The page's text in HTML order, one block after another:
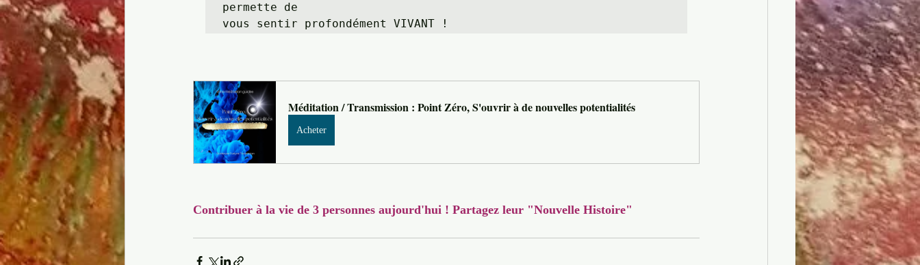
permette de
vous sentir profondément VIVANT !
Méditation / Transmission : Point Zéro, S'ouvrir à de nouvelles potentialités
Acheter
Contribuer à la vie de 3 personnes aujourd'hui ! Partagez leur "Nouvelle Histoire"